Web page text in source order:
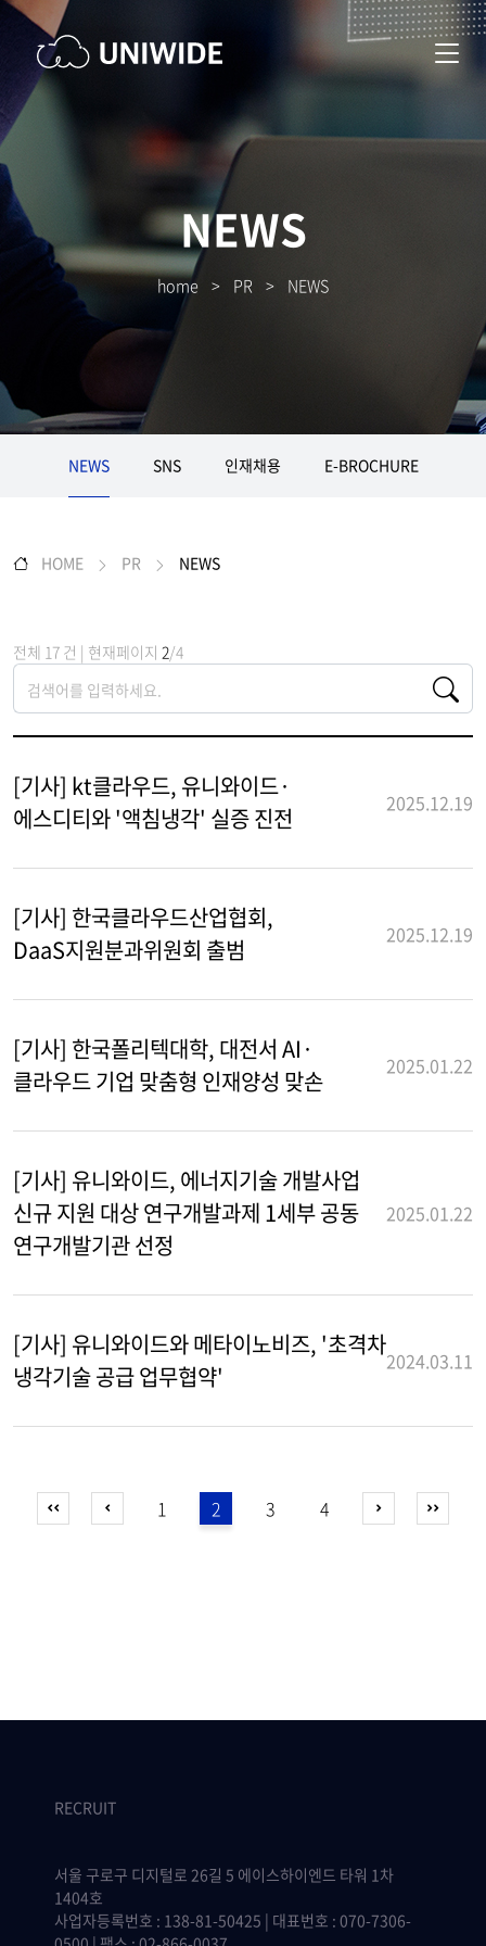
NEWS
home > PR > NEWS
NEWS SNS 인재채용 E-BROCHURE
HOME PR NEWS
전체 17 건 | 현재페이지 2/4
[기사] kt클라우드, 유니와이드·
에스디티와 '액침냉각' 실증 진전
2025.12.19
[기사] 한국클라우드산업협회,
DaaS지원분과위원회 출범
2025.12.19
[기사] 한국폴리텍대학, 대전서 AI·
클라우드 기업 맞춤형 인재양성 맞손
2025.01.22
[기사] 유니와이드, 에너지기술 개발사업
신규 지원 대상 연구개발과제 1세부 공동
연구개발기관 선정
2025.01.22
[기사] 유니와이드와 메타이노비즈, '초격차
냉각기술 공급 업무협약'
2024.03.11
1 2 3 4
RECRUIT
서울 구로구 디지털로 26길 5 에이스하이엔드 타워 1차
1404호
사업자등록번호 : 138-81-50425 | 대표번호 : 070-7306-